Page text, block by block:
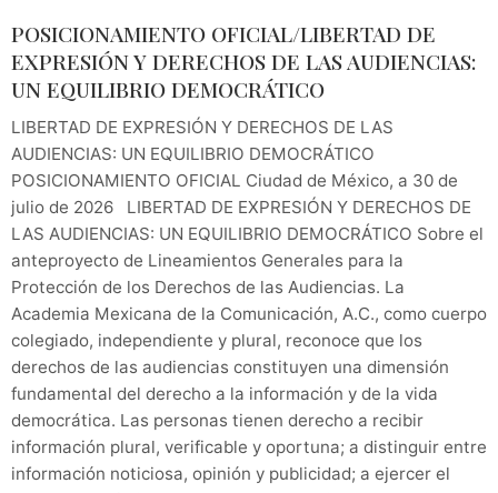
POSICIONAMIENTO OFICIAL/LIBERTAD DE
EXPRESIÓN Y DERECHOS DE LAS AUDIENCIAS:
UN EQUILIBRIO DEMOCRÁTICO
LIBERTAD DE EXPRESIÓN Y DERECHOS DE LAS
AUDIENCIAS: UN EQUILIBRIO DEMOCRÁTICO
POSICIONAMIENTO OFICIAL Ciudad de México, a 30 de
julio de 2026 LIBERTAD DE EXPRESIÓN Y DERECHOS DE
LAS AUDIENCIAS: UN EQUILIBRIO DEMOCRÁTICO Sobre el
anteproyecto de Lineamientos Generales para la
Protección de los Derechos de las Audiencias. La
Academia Mexicana de la Comunicación, A.C., como cuerpo
colegiado, independiente y plural, reconoce que los
derechos de las audiencias constituyen una dimensión
fundamental del derecho a la información y de la vida
democrática. Las personas tienen derecho a recibir
información plural, verificable y oportuna; a distinguir entre
información noticiosa, opinión y publicidad; a ejercer el